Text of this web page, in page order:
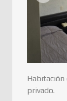
Habitación
privado.